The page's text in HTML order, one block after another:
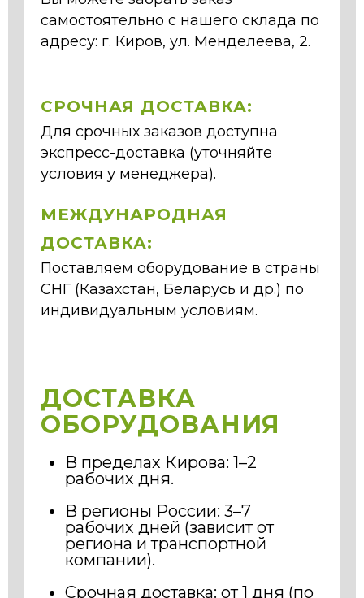
самостоятельно с нашего склада по
адресу: г. Киров, ул. Менделеева, 2.
СРОЧНАЯ ДОСТАВКА:
Для срочных заказов доступна
экспресс-доставка (уточняйте
условия у менеджера).
МЕЖДУНАРОДНАЯ
ДОСТАВКА:
Поставляем оборудование в страны
СНГ (Казахстан, Беларусь и др.) по
индивидуальным условиям.
ДОСТАВКА
ОБОРУДОВАНИЯ
В пределах Кирова: 1–2
рабочих дня.
В регионы России: 3–7
рабочих дней (зависит от
региона и транспортной
компании).
Срочная доставка: от 1 дня (по